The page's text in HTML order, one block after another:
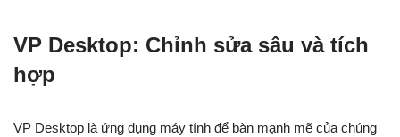
VP Desktop: Chỉnh sửa sâu và tích
hợp
VP Desktop là ứng dụng máy tính để bàn mạnh mẽ của chúng